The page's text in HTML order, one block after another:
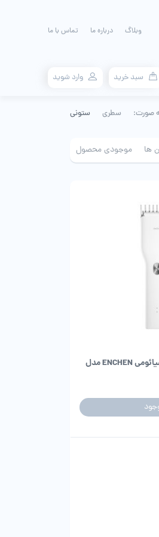
وبلاگ درباره ما تماس با ما
سبد خرید وارد شوید
صورت: سطری ستونی
ها موجودی محصول
ماشین اصلاح صورت شیائومی ENCHEN مدل